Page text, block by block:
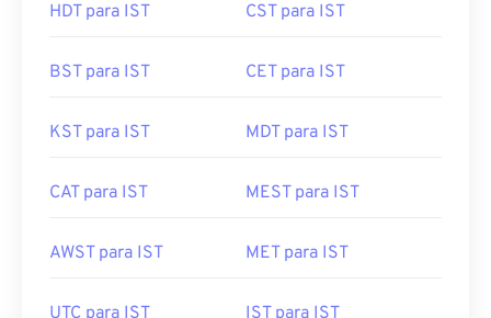
HDT para IST CST para IST
BST para IST CET para IST
KST para IST MDT para IST
CAT para IST MEST para IST
AWST para IST MET para IST
UTC para IST IST para IST